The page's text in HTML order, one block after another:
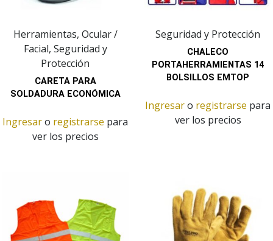
Herramientas, Ocular /
Facial, Seguridad y
Protección
CARETA PARA
SOLDADURA ECONÓMICA
Ingresaro registrarse para
ver los precios
Seguridad y Protección
CHALECO
PORTAHERRAMIENTAS 14
BOLSILLOS EMTOP
Ingresaro registrarse para
ver los precios